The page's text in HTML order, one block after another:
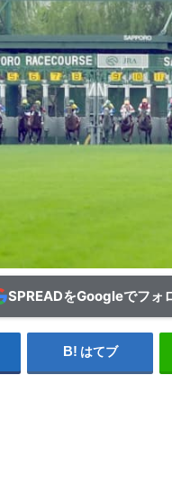
SPREADをGoogleでフォ
はてブ